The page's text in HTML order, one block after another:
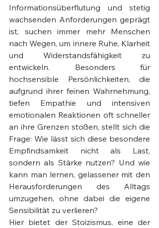
Informationsüberflutung und stetig
wachsenden Anforderungen geprägt
ist, suchen immer mehr Menschen
nach Wegen, um innere Ruhe, Klarheit
und Widerstandsfähigkeit zu
entwickeln. Besonders für
hochsensible Persönlichkeiten, die
aufgrund ihrer feinen Wahrnehmung,
tiefen Empathie und intensiven
emotionalen Reaktionen oft schneller
an ihre Grenzen stoßen, stellt sich die
Frage: Wie lässt sich diese besondere
Empfindsamkeit nicht als Last,
sondern als Stärke nutzen? Und wie
kann man lernen, gelassener mit den
Herausforderungen des Alltags
umzugehen, ohne dabei die eigene
Sensibilität zu verlieren?
Hier bietet der Stoizismus, eine der